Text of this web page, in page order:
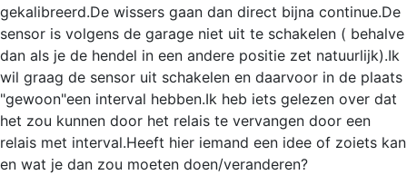
gekalibreerd.De wissers gaan dan direct bijna continue.De
sensor is volgens de garage niet uit te schakelen ( behalve
dan als je de hendel in een andere positie zet natuurlijk).Ik
wil graag de sensor uit schakelen en daarvoor in de plaats
"gewoon"een interval hebben.Ik heb iets gelezen over dat
het zou kunnen door het relais te vervangen door een
relais met interval.Heeft hier iemand een idee of zoiets kan
en wat je dan zou moeten doen/veranderen?